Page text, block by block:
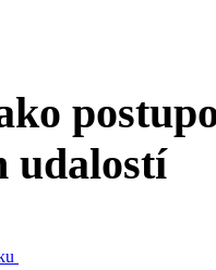
udalostí